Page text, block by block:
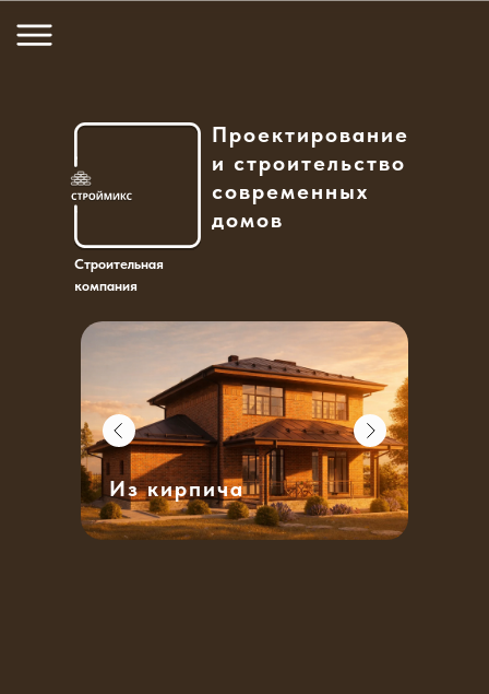
Строительная
компания
Проектирование
и строительство
современных
домов
Из кирпича